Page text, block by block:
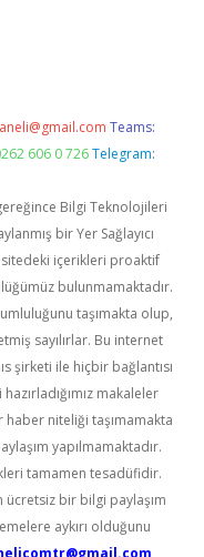
Teams:
606 0 726 Telegram:
Bilgi Teknolojileri
bir Yer Sağlayıcı
içerikleri proaktif
bulunmamaktadır.
taşımakta olup,
sayılırlar. Bu internet
şirketi ile hiçbir bağlantısı
makaleler
haber niteliği taşımamakta
yapılmamaktadır.
tamamen tesadüfidir.
ücretsiz bir bilgi paylaşım
aykırı olduğunu